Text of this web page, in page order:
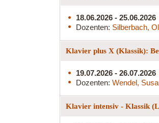
18.06.2026 - 25.06.2026
Dozenten: Silberbach,
Klavier plus X (Klassik):
19.07.2026 - 26.07.2026
Dozenten: Wendel,
Klavier intensiv - Klassik